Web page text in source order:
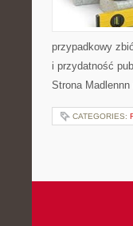
przypadkowy
i przydatność
Strona
CATEGORIES: